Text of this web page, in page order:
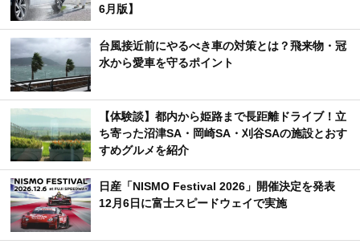
6月版】
台風接近前にやるべき車の対策とは？飛来物・冠
水から愛車を守るポイント
【体験談】都内から姫路まで長距離ドライブ！立
ち寄った沼津SA・岡崎SA・刈谷SAの施設とおす
すめグルメを紹介
日産「NISMO Festival 2026」開催決定を発表
12月6日に富士スピードウェイで実施